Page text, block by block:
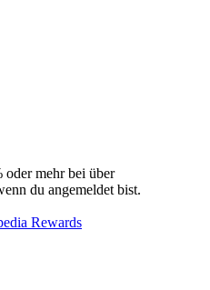
mehr bei über
du angemeldet bist.
Rewards